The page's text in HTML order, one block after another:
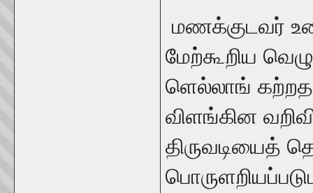
மணக்குடவர்
மேற்கூறிய
ளெல்லாங்
விளங்கின
திருவடியைத்